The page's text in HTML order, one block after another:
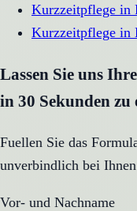
Kurzzeitpflege in
Kurzzeitpflege in
Lassen Sie uns
in 30 Sekunden zu
Fuellen Sie das
unverbindlich bei
Vor- und Nachname